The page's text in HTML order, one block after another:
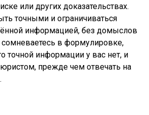
или других доказательствах.
точными и ограничиваться
информацией, без домыслов
в формулировке,
точной информации у вас нет, и
прежде чем отвечать на